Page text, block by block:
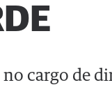
no cargo de